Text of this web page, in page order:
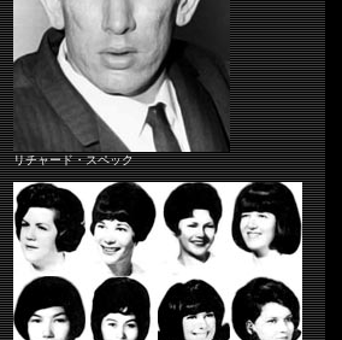
リチャード・スペック